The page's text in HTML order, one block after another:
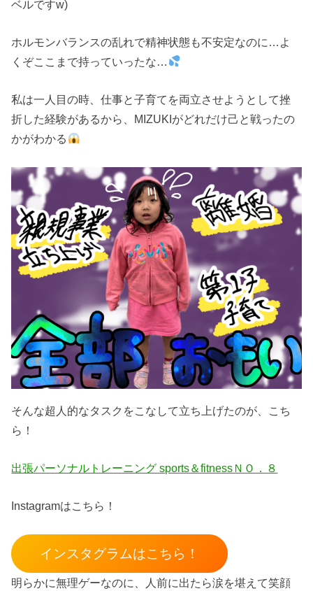
ベルですw)
ホルモンバランスの乱れで精神状態も不安定なのに…よ
くぞここまで持っていったな…
私は一人目の時、仕事と子育てを両立させようとして挫
折した経験があるから、MIZUKIがどれだけ己と戦ったの
かがわかる
そんな超人的なタスクをこなして立ち上げたのが、こち
ら！
出張パーソナルトレーニング sports＆fitnessＮＯ．８
Instagramはこちら！
インスタグラムはこちら！
明らかに無理ゲーなのに、人前に出たら涙を堪えて笑顔